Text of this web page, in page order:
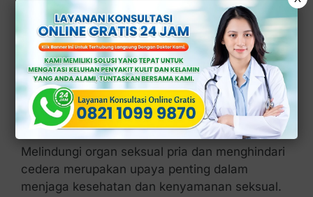
dilindungi. Pasalnya, organ intim pria, yakni
penis juga rentan terhadap cedera fisik.
Beberapa contoh cedera fisik yang bisa
menyebabkan skrotum bengkak, yaitu
tendangan, adanya tekanan berlebihan,
olahraga, dan kecelakaan.
Melindungi organ seksual pria dan menghindari
cedera merupakan upaya penting dalam
menjaga kesehatan dan kenyamanan seksual.